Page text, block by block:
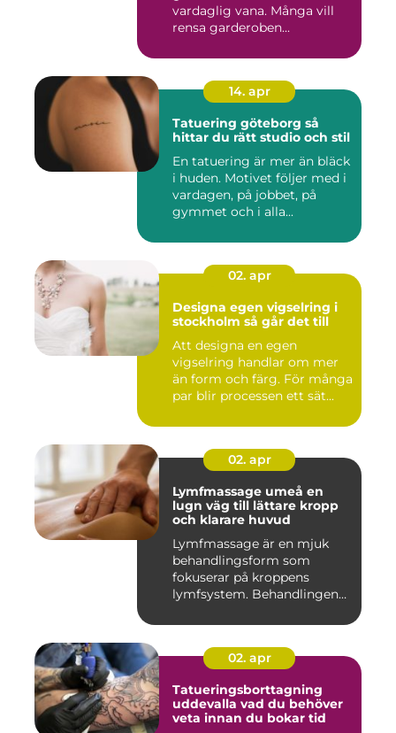
vardaglig vana. Många vill
rensa garderoben...
14. apr
Tatuering göteborg så
hittar du rätt studio och stil
En tatuering är mer än bläck
i huden. Motivet följer med i
vardagen, på jobbet, på
gymmet och i alla...
02. apr
Designa egen vigselring i
stockholm så går det till
Att designa en egen
vigselring handlar om mer
än form och färg. För många
par blir processen ett sät...
02. apr
Lymfmassage umeå en
lugn väg till lättare kropp
och klarare huvud
Lymfmassage är en mjuk
behandlingsform som
fokuserar på kroppens
lymfsystem. Behandlingen
02. apr
Tatueringsborttagning
uddevalla vad du behöver
veta innan du bokar tid